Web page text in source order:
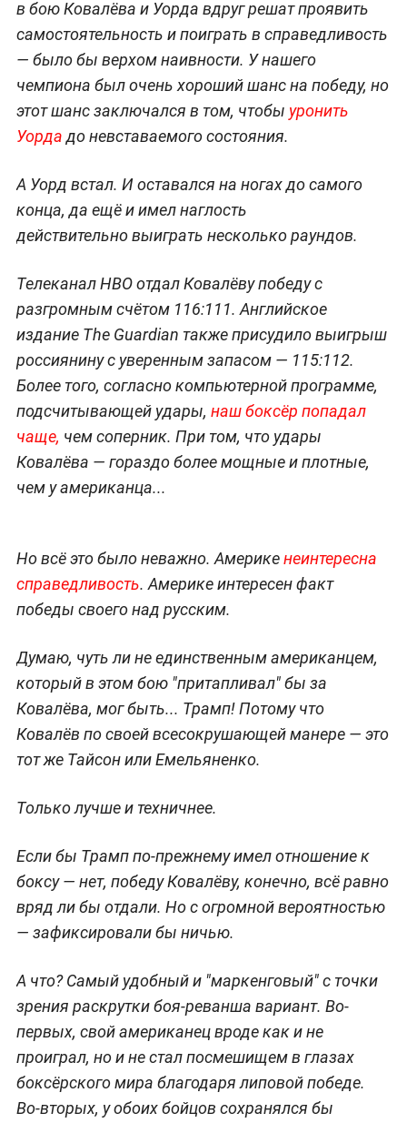
в бою Ковалёва и Уорда вдруг решат проявить
самостоятельность и поиграть в справедливость
— было бы верхом наивности. У нашего
чемпиона был очень хороший шанс на победу, но
этот шанс заключался в том, чтобы уронить
Уордадо невставаемого состояния.
А Уорд встал. И оставался на ногах до самого
конца, да ещё и имел наглость
действительно выиграть несколько раундов.
Телеканал НВО отдал Ковалёву победу с
разгромным счётом 116:111. Английское
издание The Guardian также присудило выигрыш
россиянину с уверенным запасом — 115:112.
Более того, согласно компьютерной программе,
подсчитывающей удары, наш боксёр попадал
чаще, чем соперник. При том, что удары
Ковалёва — гораздо более мощные и плотные,
чем у американца...
Но всё это было неважно. Америкенеинтересна
справедливость. Америке интересен факт
победы своего над русским.
Думаю, чуть ли не единственным американцем,
который в этом бою "притапливал" бы за
Ковалёва, мог быть... Трамп! Потому что
Ковалёв по своей всесокрушающей манере — это
тот же Тайсон или Емельяненко.
Только лучше и техничнее.
Если бы Трамп по-прежнему имел отношение к
боксу — нет, победу Ковалёву, конечно, всё равно
вряд ли бы отдали. Но с огромной вероятностью
— зафиксировали бы ничью.
А что? Самый удобный и "маркенговый" с точки
зрения раскрутки боя-реванша вариант. Во-
первых, свой американец вроде как и не
проиграл, но и не стал посмешищем в глазах
боксёрского мира благодаря липовой победе.
Во-вторых, у обоих бойцов сохранялся бы